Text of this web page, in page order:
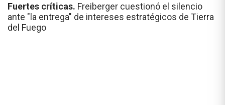
Fuertes críticas. Freiberger cuestionó el silencio
ante "la entrega" de intereses estratégicos de Tierra
del Fuego